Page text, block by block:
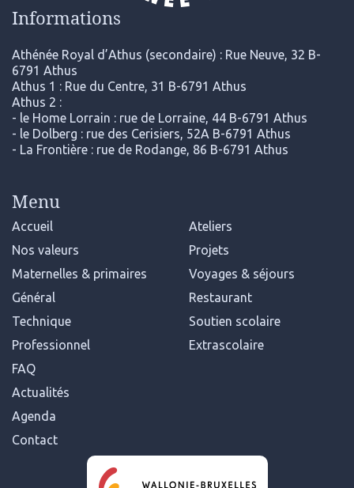
Informations
Athénée Royal d’Athus (secondaire) : Rue Neuve, 32 B-
6791 Athus
Athus 1 : Rue du Centre, 31 B-6791 Athus
Athus 2 :
- le Home Lorrain : rue de Lorraine, 44 B-6791 Athus
- le Dolberg : rue des Cerisiers, 52A B-6791 Athus
- La Frontière : rue de Rodange, 86 B-6791 Athus
Menu
Accueil
Nos valeurs
Maternelles & primaires
Général
Technique
Professionnel
FAQ
Actualités
Agenda
Contact
Ateliers
Projets
Voyages & séjours
Restaurant
Soutien scolaire
Extrascolaire